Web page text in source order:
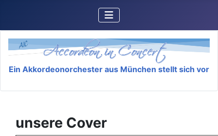
Ein Akkordeonorchester aus München stellt sich vor
unsere Cover